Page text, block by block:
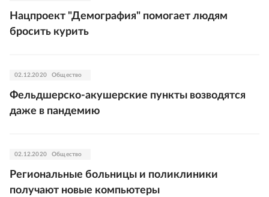
Нацпроект "Демография" помогает людям
бросить курить
02.12.2020 Общество
Фельдшерско-акушерские пункты возводятся
даже в пандемию
02.12.2020 Общество
Региональные больницы и поликлиники
получают новые компьютеры